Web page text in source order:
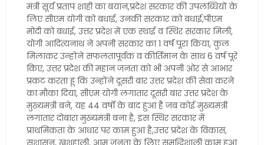
मंत्री सूर्य प्रताप शाही का बयान,प्रदेश सरकार की उपलब्धियों के
लिए सीएम योगी को बधाई, उनकी सरकार को बधाई,पीएम
मोदी को बधाई, उत्तर प्रदेश में एक स्थाई व स्थिर सरकार मिली,
योगी आदित्यनाथ ने अपनी सरकार का 1 वर्ष पूरा किया, कुल
मिलाकर उन्होंने सफलतापूर्वक व कीर्तिमान के साथ 6 वर्ष पूरे
किए, उत्तर प्रदेश की महान जनता को भी अपनी ओर से आभार
प्रकट करता हूं कि उन्होंने दूसरी बार उत्तर प्रदेश की सेवा करने
का मौका दिया, सीएम योगी लगातार दूसरी बार उत्तर प्रदेश के
मुख्यमंत्री बने, यह 44 वर्षों के बाद हुआ है जब कोई मुख्यमंत्री
लगातार दोबारा मुख्यमंत्री बना है, इस स्थिर सरकार में
प्राथमिकता के आधार पर काम हुआ है,उत्तर प्रदेश के विकास,
सुशासन, खुशहाली, आम जनता के लिए समृद्धिशाली काम हुआ